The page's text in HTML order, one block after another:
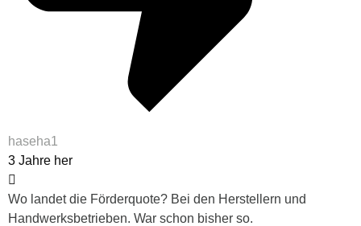
haseha1
3 Jahre her
Wo landet die Förderquote? Bei den Herstellern und
Handwerksbetrieben. War schon bisher so.